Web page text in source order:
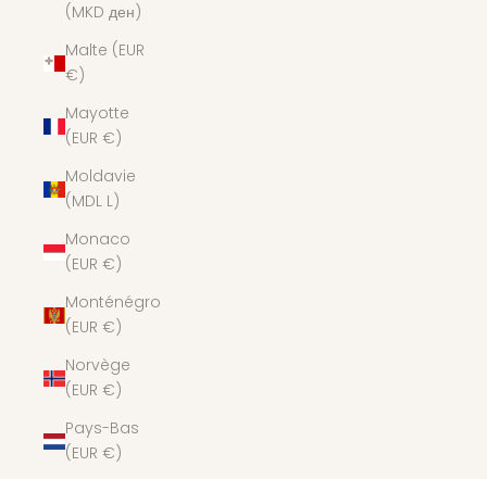
(MKD ден)
Malte (EUR
€)
Mayotte
(EUR €)
Moldavie
(MDL L)
Monaco
(EUR €)
Monténégro
(EUR €)
Norvège
(EUR €)
Pays-Bas
(EUR €)